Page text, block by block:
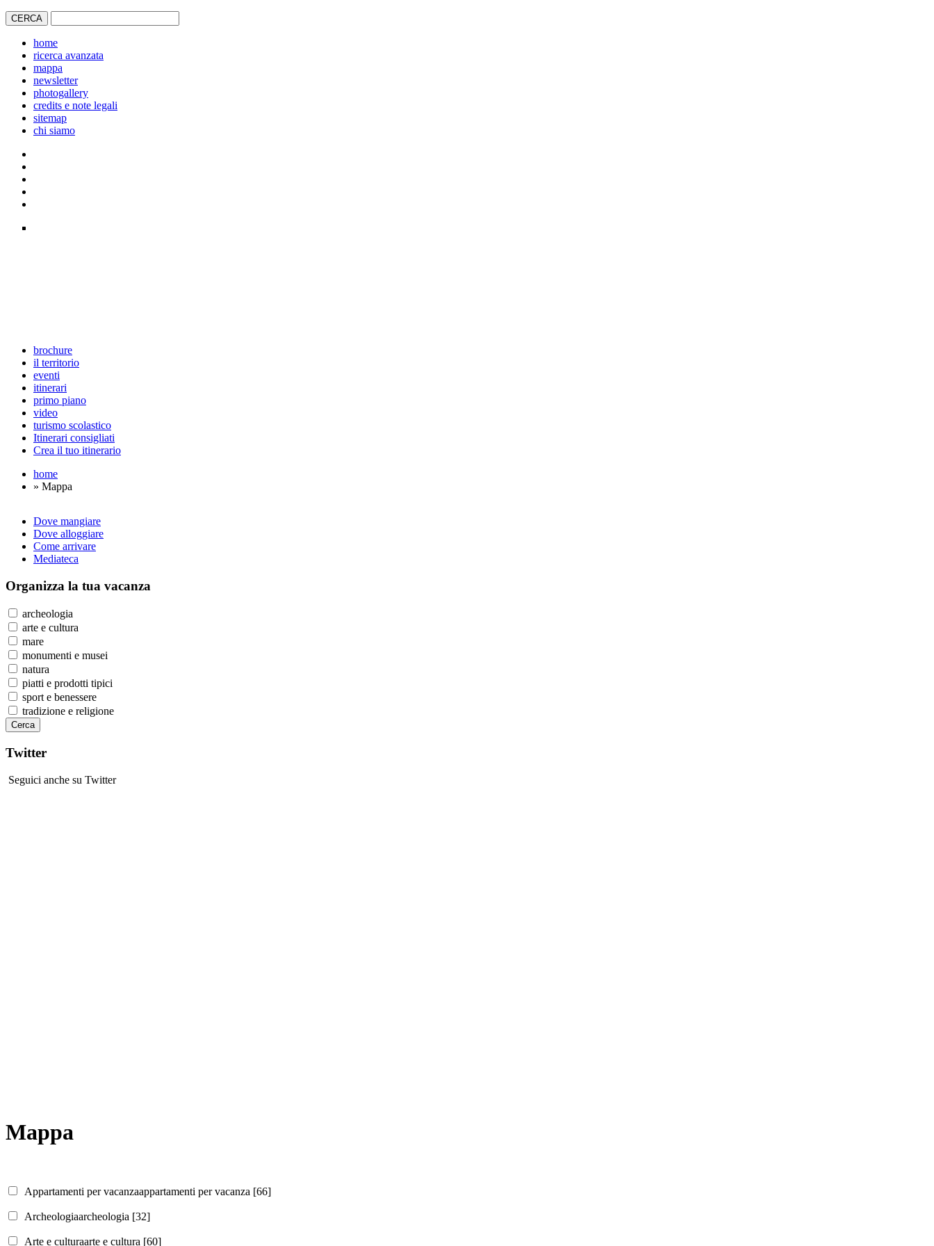
home
ricerca avanzata
mappa
newsletter
photogallery
credits e note legali
sitemap
chi siamo
brochure
il territorio
eventi
itinerari
primo piano
video
turismo scolastico
Itinerari consigliati
Crea il tuo itinerario
home
» Mappa
Dove mangiare
Dove alloggiare
Come arrivare
Mediateca
Organizza la tua vacanza
archeologia
arte e cultura
mare
monumenti e musei
natura
piatti e prodotti tipici
sport e benessere
tradizione e religione
Twitter
Seguici anche su Twitter
Mappa
Appartamenti per vacanzaappartamenti per vacanza [66]
Archeologiaarcheologia [32]
Arte e culturaarte e cultura [60]